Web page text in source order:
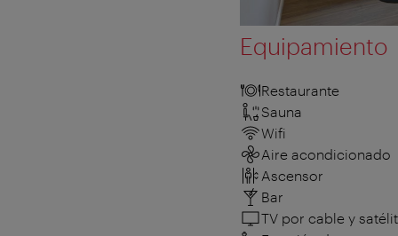
Equipamiento
Restaurante
Sauna
Wifi
Aire acondicionado
Ascensor
Bar
TV por cable y